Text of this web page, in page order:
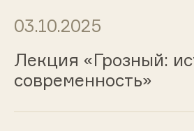
03.10.2025
Лекция «Грозный:
современность»